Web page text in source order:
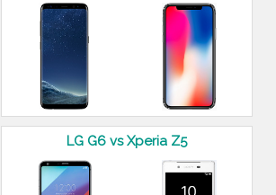
LG G6 vs Xperia Z5